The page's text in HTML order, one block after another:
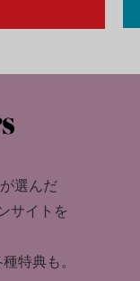
選んだ
サイトを
特典も。